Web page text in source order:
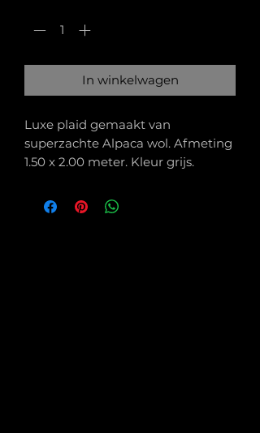
In winkelwagen
Luxe plaid gemaakt van
superzachte Alpaca wol. Afmeting
1.50 x 2.00 meter. Kleur grijs.